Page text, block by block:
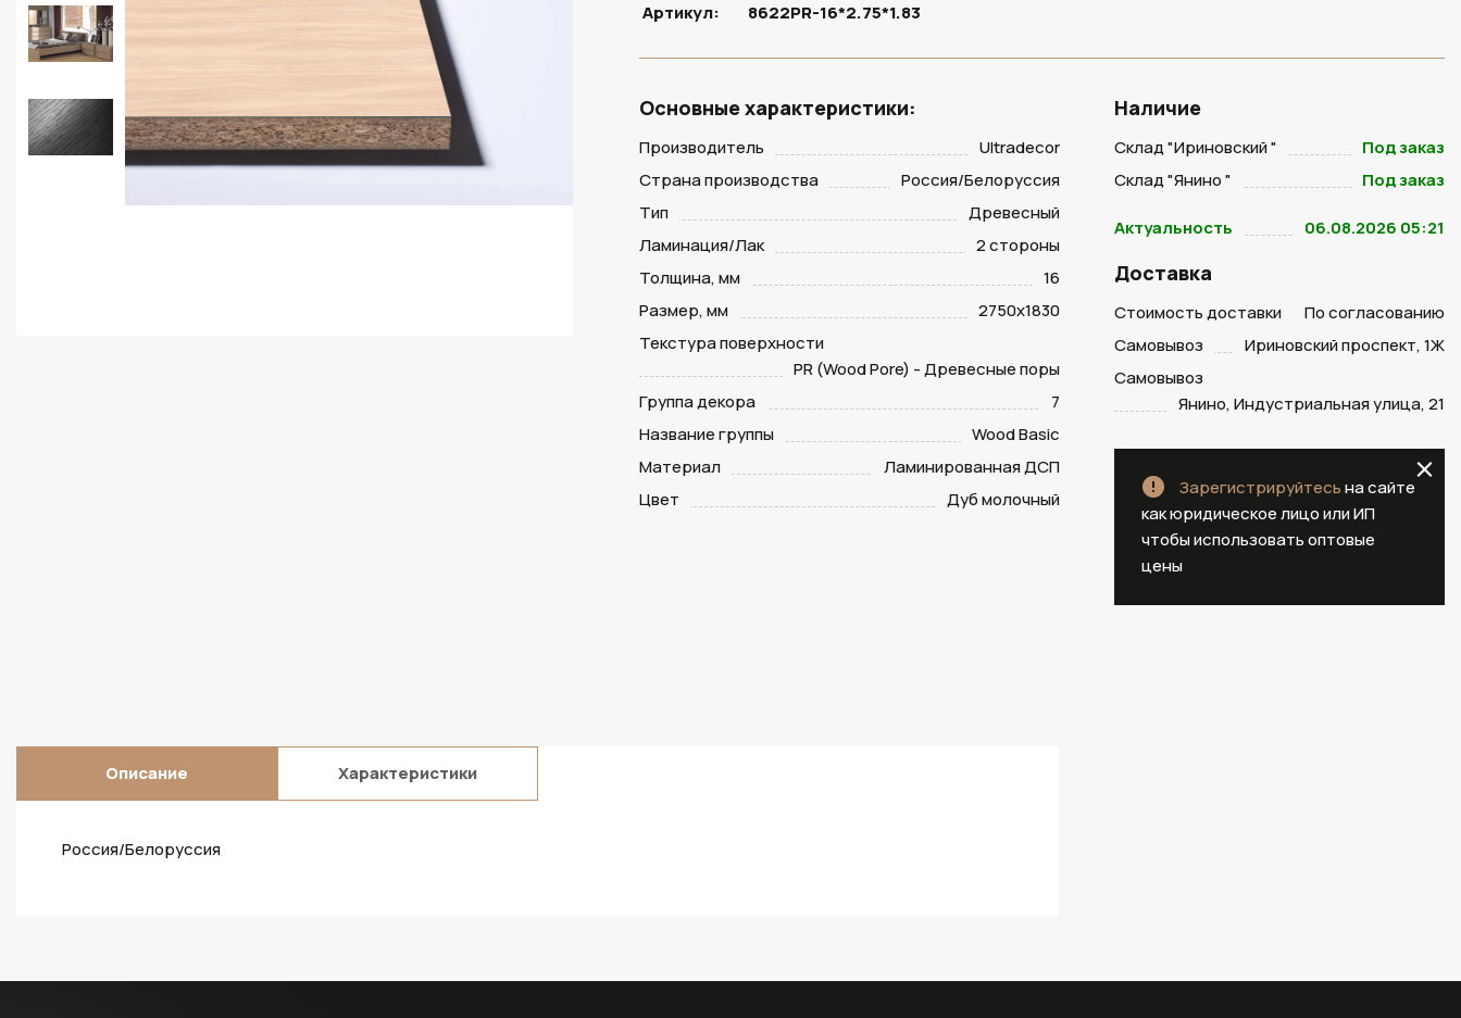
Артикул:
8622PR-16*2.75*1.83
Основные характеристики:
Производитель
Ultradecor
Страна производства
Россия/Белоруссия
Тип
Древесный
Ламинация/Лак
2 стороны
Толщина, мм
16
Размер, мм
2750х1830
Текстура поверхности
PR (Wood Pore) - Древесные поры
Группа декора
7
Название группы
Wood Basic
Материал
Ламинированная ДСП
Цвет
Дуб молочный
Наличие
Склад "Ириновский "
Под заказ
Склад "Янино "
Под заказ
Актуальность 06.08.2026 05:21
Доставка
Стоимость доставки
По согласованию
Самовывоз
Ириновский проспект, 1Ж
Самовывоз
Янино, Индустриальная улица, 21
Зарегистрируйтесьна сайте
как юридическое лицо или ИП
чтобы использовать оптовые
цены
Описание Характеристики
Россия/Белоруссия